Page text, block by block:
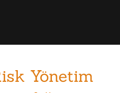
Yönetim